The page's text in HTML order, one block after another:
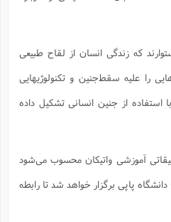
که زندگی انسان از لقاح طبیعی
را علیه سقط‌جنین و تکنولوژیهایی
استفاده از جنین انسانی تشکیل داده
آموزشی واتیکان محسوب می‌شود
با حضور شخصیتهای آکادمیک 6 دانشگاه پاپی برگزار خواهد شد تا رابطه